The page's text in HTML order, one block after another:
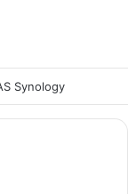
Synology